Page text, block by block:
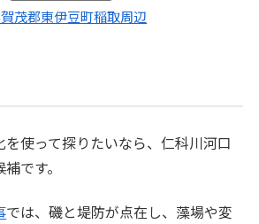
茂郡東伊豆町稲取周辺
使って探りたいなら、仁科川河口
です。
では、磯と堤防が点在し、藻場や変